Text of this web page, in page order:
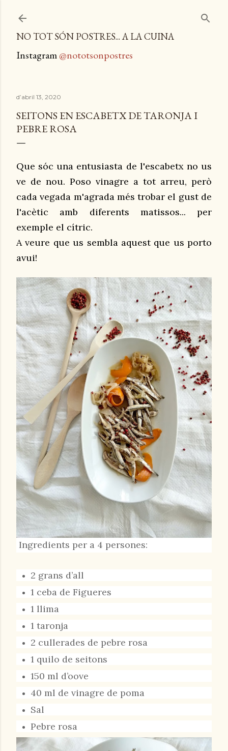
NO TOT SÓN POSTRES... A LA CUINA
Instagram@nototsonpostres
d’abril 13, 2020
SEITONS EN ESCABETX DE TARONJA I
PEBRE ROSA
Que sóc una entusiasta de l'escabetx no us
ve de nou. Poso vinagre a tot arreu, però
cada vegada m'agrada més trobar el gust de
l'acètic amb diferents matissos... per
exemple el cítric.
A veure que us sembla aquest que us porto
avui!
Ingredients per a 4 persones:
2 grans d’all
1 ceba de Figueres
1 llima
1 taronja
2 cullerades de pebre rosa
1 quilo de seitons
150 ml d’oove
40 ml de vinagre de poma
Sal
Pebre rosa